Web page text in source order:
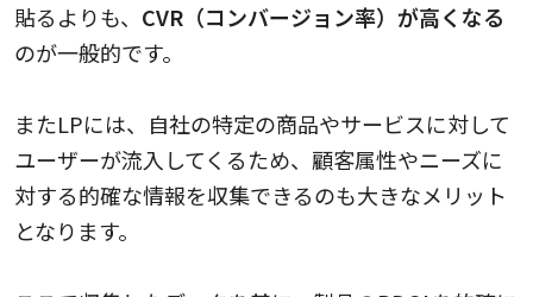
貼るよりも、 CVR（コンバージョン率）が高くなる
のが一般的です。
またLPには、自社の特定の商品やサービスに対して
ユーザーが流入してくるため、顧客属性やニーズに
対する的確な情報を収集できるのも大きなメリット
となります。